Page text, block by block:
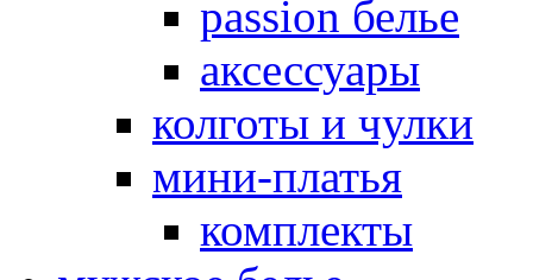
passion белье
аксессуары
колготы и чулки
мини-платья
комплекты